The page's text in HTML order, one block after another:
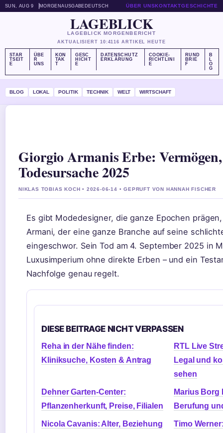
SUN, AUG 9 MORGENAUSGABE DEUTSCH ÜBER UNSKONTAKTGESCHICHTE
LAGEBLICK
LAGEBLICK MORGENBERICHT
AKTUALISIERT 10:4116 ARTIKEL HEUTE
STAR
TSEIT
E
ÜBE
R
UNS
KON
TAK
T
GESC
HICHT
E
DATENSCHUTZ
ERKLÄRUNG
COOKIE-
RICHTLINI
E
RUND
BRIE
F
B
L
O
G
BLOG LOKAL POLITIK TECHNIK WELT WIRTSCHAFT
Giorgio Armanis Erbe:
Todesursache 2025
NIKLAS TOBIAS KOCH • 2026-06-14 • GEPRUFT VON HANNAH FISCHER
Es gibt Modedesigner, die ganze Epochen
Armani, der eine ganze Branche auf seine
eingeschwor. Sein Tod am 4. September 2025 in
Luxusimperium ohne direkte Erben – und ein
Nachfolge genau regelt.
DIESE BEITRAGE NICHT VERPASSEN
Reha in der Nähe finden:
Kliniksuche, Kosten & Antrag
RTL Live
Legal und
sehen
Dehner Garten-Center:
Pflanzenherkunft, Preise, Filialen
Marius Borg
Berufung
Nicola Cavanis: Alter, Beziehung
Timo